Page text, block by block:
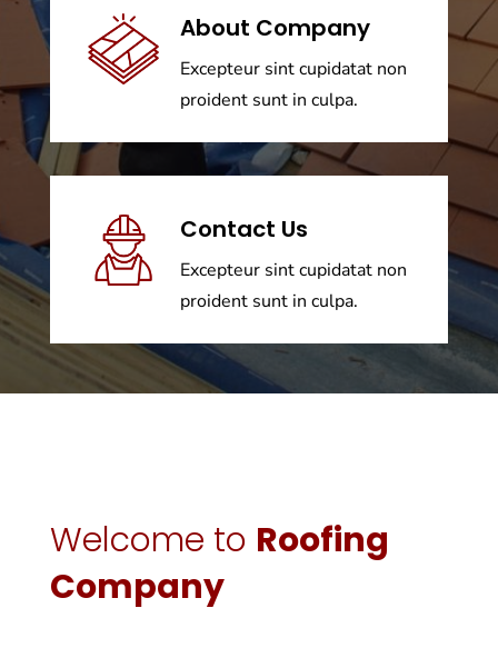
About Company
Excepteur sint cupidatat non
proident sunt in culpa.
Contact Us
Excepteur sint cupidatat non
proident sunt in culpa.
Welcome to Roofing
Company